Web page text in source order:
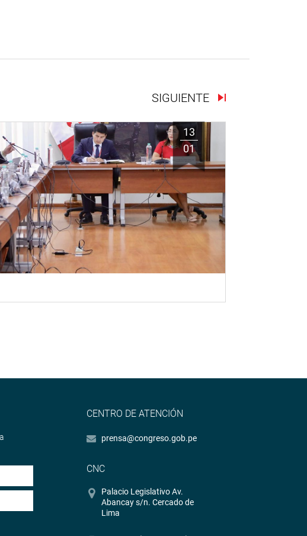
SIGUIENTE
13
01
CENTRO DE ATENCIÓN
prensa@congreso.gob.pe
CNC
Palacio Legislativo Av.
Abancay s/n. Cercado de
Lima